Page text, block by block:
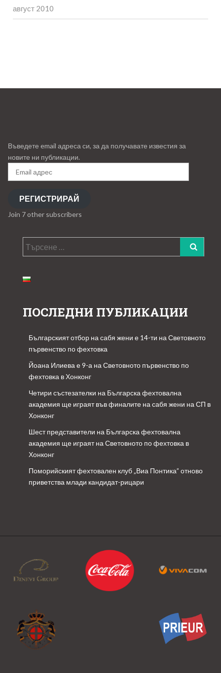
август 2010
Въведете email адреса си, за да получавате известия за
новите ни публикации.
Email
адрес
РЕГИСТРИРАЙ
Join 7 other subscribers
Търсене
за:
ПОСЛЕДНИ ПУБЛИКАЦИИ
Българският отбор на сабя жени е 14-ти на Световното
първенство по фехтовка
Йоана Илиева е 9-а на Световното първенство по
фехтовка в Хонконг
Четири състезателки на Българска фехтовална
академия ще играят във финалите на сабя жени на СП в
Хонконг
Шест представители на Българска фехтовална
академия ще играят на Световното по фехтовка в
Хонконг
Поморийският фехтовален клуб „Виа Понтика” отново
приветства млади кандидат-рицари